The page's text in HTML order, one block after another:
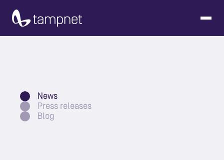
News
Press releases
Blog